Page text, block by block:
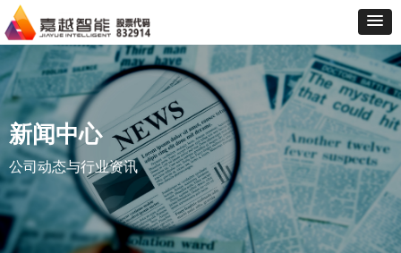
新闻中心
公司动态与行业资讯